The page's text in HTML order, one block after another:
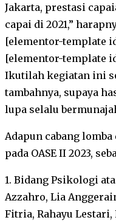
Jakarta, prestasi
capai di 2021,”
[elementor-template
[elementor-template
Ikutilah kegiatan ini
tambahnya, supaya
lupa selalu
Adapun cabang
pada OASE II 2023,
1. Bidang Psikologi
Azzahro, Lia
Fitria, Rahayu Lestari,